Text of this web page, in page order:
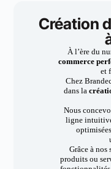
Création
À l’ère du
commerce
et
Chez
dans la
Nous
ligne
Grâce à nos
produits ou